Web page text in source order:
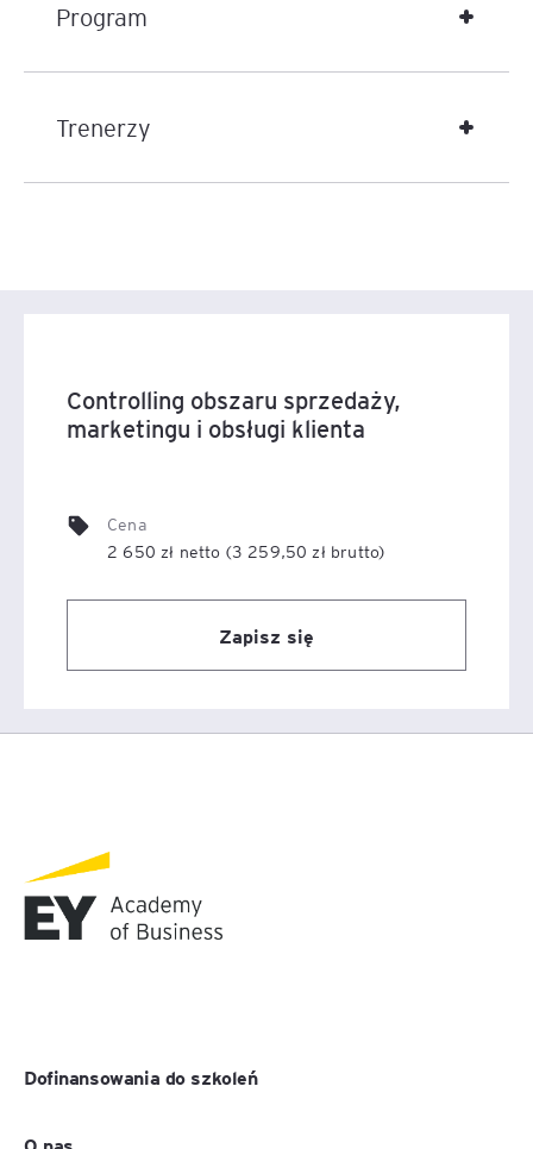
Program
Trenerzy
Controlling obszaru sprzedaży,
marketingu i obsługi klienta
Cena
2 650 zł netto (3 259,50 zł brutto)
Zapisz się
Dofinansowania do szkoleń